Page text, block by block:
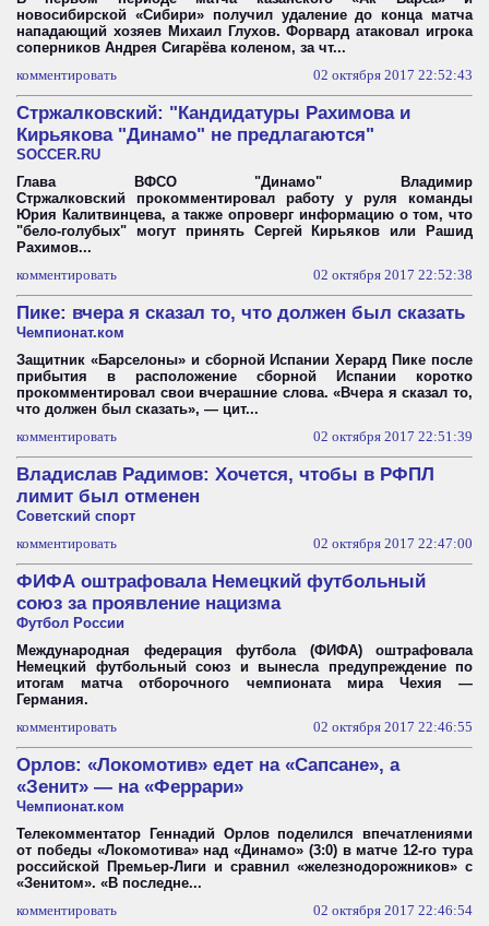
новосибирской «Сибири» получил удаление до конца матча
нападающий хозяев Михаил Глухов. Форвард атаковал игрока
соперников Андрея Сигарёва коленом, за чт...
комментировать
02 октября 2017 22:52:43
Стржалковский: "Кандидатуры Рахимова и
Кирьякова "Динамо" не предлагаются"
SOCCER.RU
Глава ВФСО "Динамо" Владимир
Стржалковский прокомментировал работу у руля команды
Юрия Калитвинцева, а также опроверг информацию о том, что
"бело-голубых" могут принять Сергей Кирьяков или Рашид
Рахимов...
комментировать
02 октября 2017 22:52:38
Пике: вчера я сказал то, что должен был сказать
Чемпионат.ком
Защитник «Барселоны» и сборной Испании Херард Пике после
прибытия в расположение сборной Испании коротко
прокомментировал свои вчерашние слова. «Вчера я сказал то,
что должен был сказать», — цит...
комментировать
02 октября 2017 22:51:39
Владислав Радимов: Хочется, чтобы в РФПЛ
лимит был отменен
Советский спорт
комментировать
02 октября 2017 22:47:00
ФИФА оштрафовала Немецкий футбольный
союз за проявление нацизма
Футбол России
Международная федерация футбола (ФИФА) оштрафовала
Немецкий футбольный союз и вынесла предупреждение по
итогам матча отборочного чемпионата мира Чехия —
Германия.
комментировать
02 октября 2017 22:46:55
Орлов: «Локомотив» едет на «Сапсане», а
«Зенит» — на «Феррари»
Чемпионат.ком
Телекомментатор Геннадий Орлов поделился впечатлениями
от победы «Локомотива» над «Динамо» (3:0) в матче 12-го тура
российской Премьер-Лиги и сравнил «железнодорожников» с
«Зенитом». «В последне...
комментировать
02 октября 2017 22:46:54